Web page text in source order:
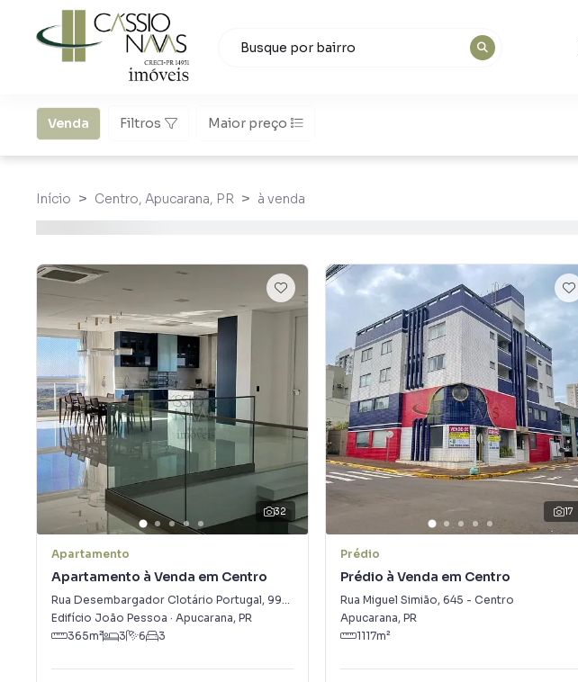
Venda Filtros Maior preço
Início Centro, Apucarana, PR à venda
32
Apartamento
Apartamento à Venda em Centro
Rua Desembargador Clotário Portugal, 997 -
Edifício João Pessoa · Apucarana, PR
365m² 3 6 3
17
Prédio
Prédio à Venda em Centro
Rua Miguel Simião, 645 - Centro
Apucarana, PR
1117m²